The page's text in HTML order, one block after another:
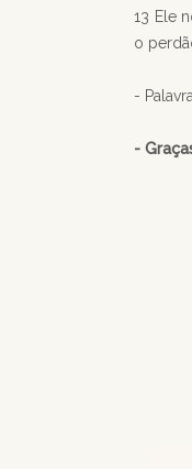
13 Ele
o
-
-